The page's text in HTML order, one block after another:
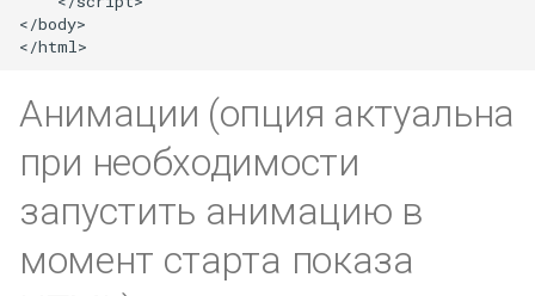
</body>
Анимации (опция актуальна
при необходимости
запустить анимацию в
момент старта показа